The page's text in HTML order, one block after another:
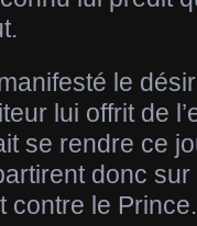
le
lui offrit de
se rendre ce
donc
contre le